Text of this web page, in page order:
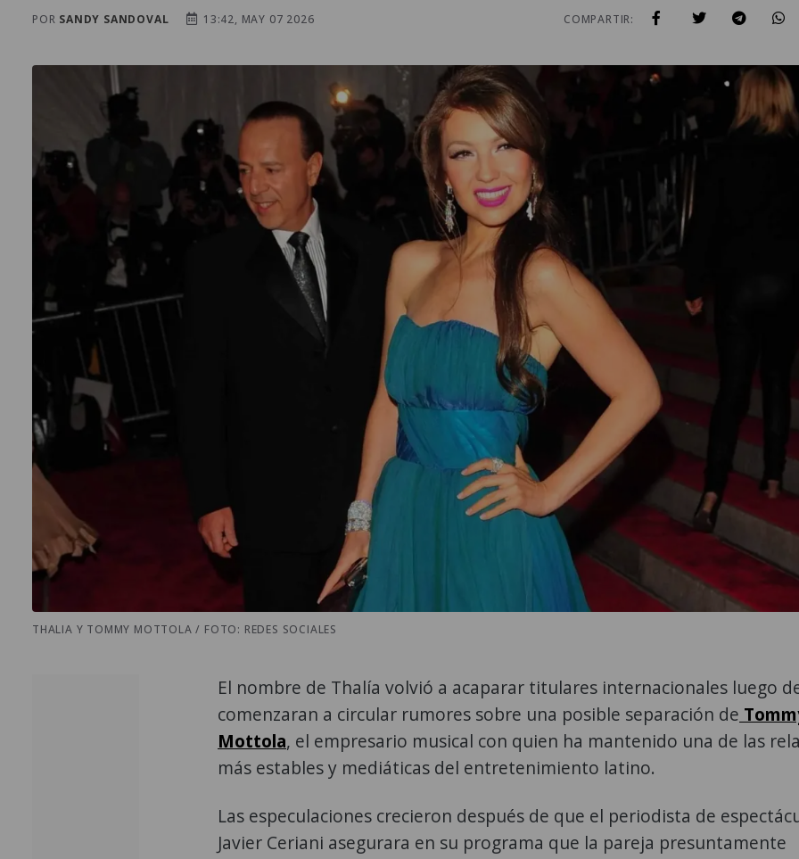
POR SANDY SANDOVAL 13:42, MAY 07 2026 COMPARTIR:
THALIA Y TOMMY MOTTOLA / FOTO: REDES SOCIALES
El nombre de Thalía volvió a acaparar titulares internacionales luego
comenzaran a circular rumores sobre una posible separación de
Mottola, el empresario musical con quien ha mantenido una de las
más estables y mediáticas del entretenimiento latino.
Las especulaciones crecieron después de que el periodista de
Javier Ceriani asegurara en su programa que la pareja presuntamente